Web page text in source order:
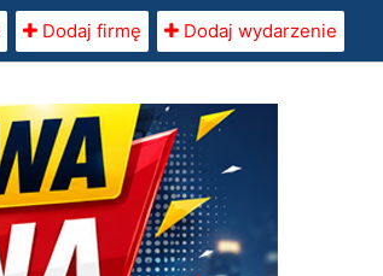
Dodaj firmę Dodaj wydarzenie